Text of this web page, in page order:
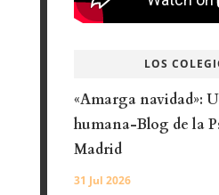
LOS
«Amarga navidad»:
humana-Blog de la
Madrid
31 Jul 2026